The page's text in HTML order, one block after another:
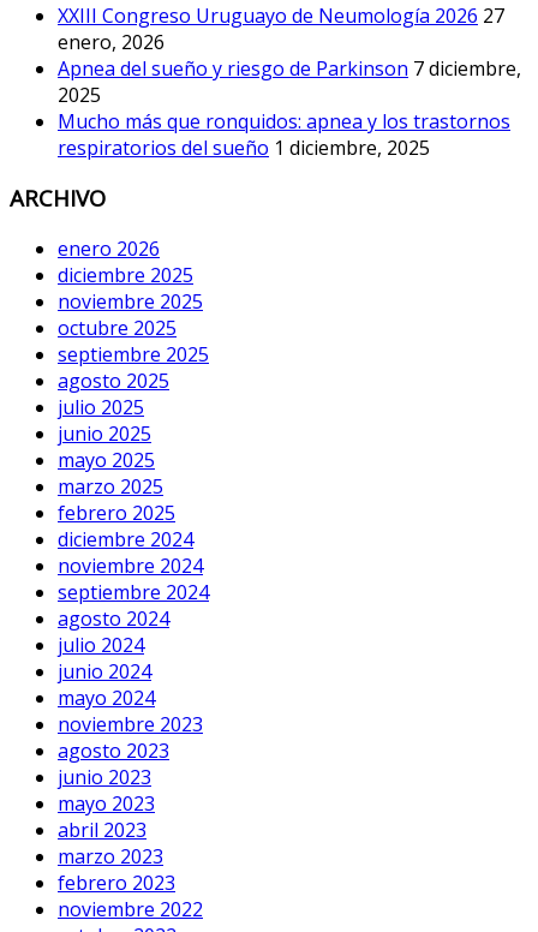
XXIII Congreso Uruguayo de Neumología 2026 27
enero, 2026
Apnea del sueño y riesgo de Parkinson 7 diciembre,
2025
Mucho más que ronquidos: apnea y los trastornos
respiratorios del sueño 1 diciembre, 2025
ARCHIVO
enero 2026
diciembre 2025
noviembre 2025
octubre 2025
septiembre 2025
agosto 2025
julio 2025
junio 2025
mayo 2025
marzo 2025
febrero 2025
diciembre 2024
noviembre 2024
septiembre 2024
agosto 2024
julio 2024
junio 2024
mayo 2024
noviembre 2023
agosto 2023
junio 2023
mayo 2023
abril 2023
marzo 2023
febrero 2023
noviembre 2022